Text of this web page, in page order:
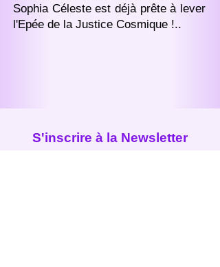
Sophia Céleste est déjà prête à lever
l'Epée de la Justice Cosmique !..
S'inscrire à la Newsletter